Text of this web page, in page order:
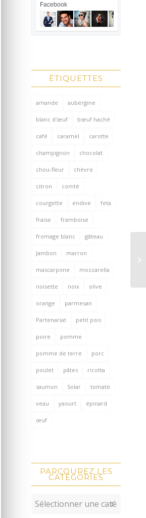
Facebook
ÉTIQUETTES
amande aubergine
blanc d'œuf bœuf haché
café caramel carotte
champignon chocolat
chou-fleur chèvre
citron comté
courgette endive feta
fraise framboise
fromage blanc gâteau
Jambon marron
mascarpone mozzarella
noisette noix olive
orange parmesan
Partenariat petit pois
poire pomme
pomme de terre porc
poulet pâtes ricotta
saumon Solar tomate
veau yaourt épinard
œuf
PARCOUREZ LES
CATÉGORIES